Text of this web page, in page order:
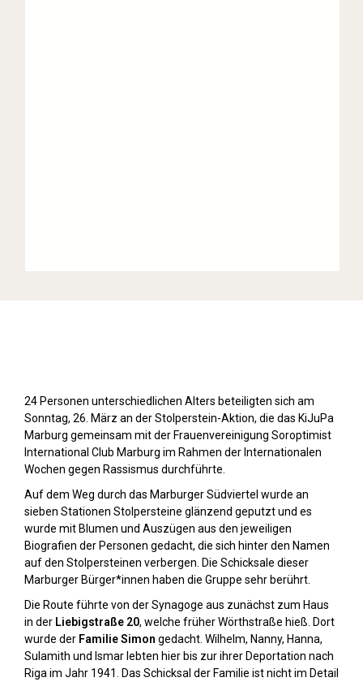
24 Personen unterschiedlichen Alters beteiligten sich am
Sonntag, 26. März an der Stolperstein-Aktion, die das KiJuPa
Marburg gemeinsam mit der Frauenvereinigung Soroptimist
International Club Marburg im Rahmen der Internationalen
Wochen gegen Rassismus durchführte.
Auf dem Weg durch das Marburger Südviertel wurde an
sieben Stationen Stolpersteine glänzend geputzt und es
wurde mit Blumen und Auszügen aus den jeweiligen
Biografien der Personen gedacht, die sich hinter den Namen
auf den Stolpersteinen verbergen. Die Schicksale dieser
Marburger Bürger*innen haben die Gruppe sehr berührt.
Die Route führte von der Synagoge aus zunächst zum Haus
in der Liebigstraße 20, welche früher Wörthstraße hieß. Dort
wurde der Familie Simon gedacht. Wilhelm, Nanny, Hanna,
Sulamith und Ismar lebten hier bis zur ihrer Deportation nach
Riga im Jahr 1941. Das Schicksal der Familie ist nicht im Detail